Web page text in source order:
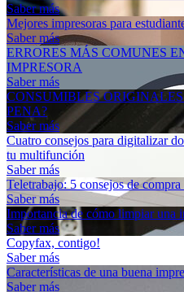
Saber más
Mejores impresoras para
Saber más
ERRORES MÁS COMUNES
IMPRESORA
Saber más
CONSUMIBLES
PENA?
Saber más
Cuatro consejos para digitalizar
tu multifunción
Saber más
Teletrabajo: 5 consejos de
Saber más
Importancia de cómo limpiar una
Saber más
Copyfax, contigo!
Saber más
Características de una buena
Saber más